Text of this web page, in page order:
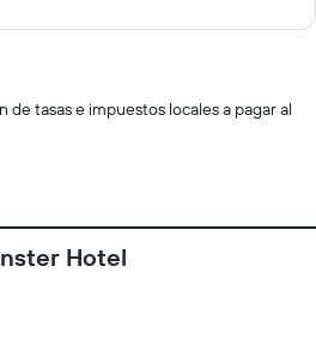
de tasas e impuestos locales a pagar al
Hotel